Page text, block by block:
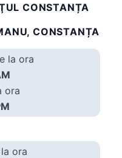
CONSTANȚA
CONSTANȚA
la ora
ora
ora